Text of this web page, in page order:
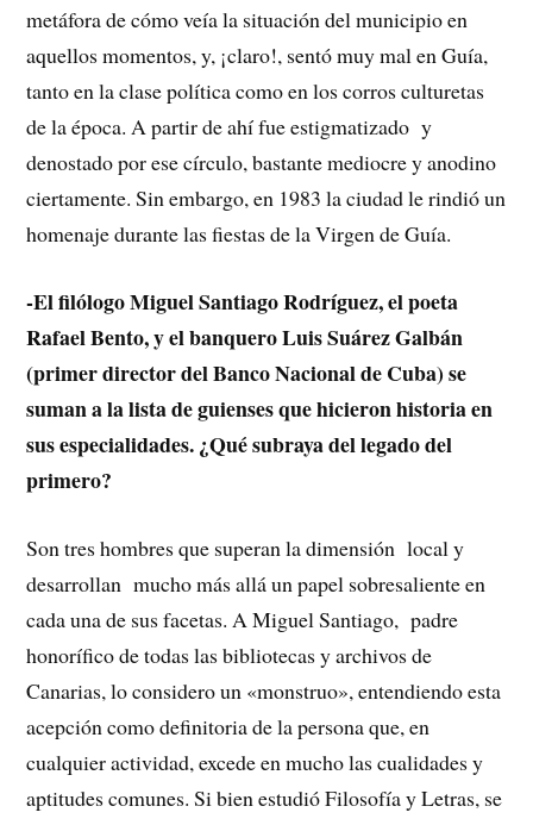
metáfora de cómo veía la situación del municipio en
aquellos momentos, y, ¡claro!, sentó muy mal en Guía,
tanto en la clase política como en los corros culturetas
de la época. A partir de ahí fue estigmatizado y
denostado por ese círculo, bastante mediocre y anodino
ciertamente. Sin embargo, en 1983 la ciudad le rindió un
homenaje durante las fiestas de la Virgen de Guía.
-El filólogo Miguel Santiago Rodríguez, el poeta
Rafael Bento, y el banquero Luis Suárez Galbán
(primer director del Banco Nacional de Cuba) se
suman a la lista de guienses que hicieron historia en
sus especialidades. ¿Qué subraya del legado del
primero?
Son tres hombres que superan la dimensión local y
desarrollan mucho más allá un papel sobresaliente en
cada una de sus facetas. A Miguel Santiago, padre
honorífico de todas las bibliotecas y archivos de
Canarias, lo considero un «monstruo», entendiendo esta
acepción como definitoria de la persona que, en
cualquier actividad, excede en mucho las cualidades y
aptitudes comunes. Si bien estudió Filosofía y Letras, se